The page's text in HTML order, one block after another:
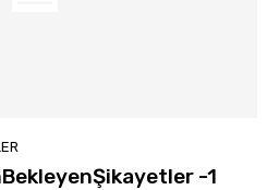
-1